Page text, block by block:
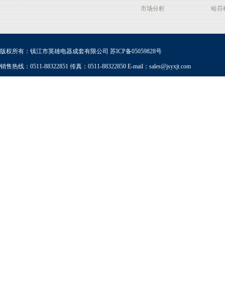
市场分析
哈芬
版权所有：镇江市英雄电器成套有限公司 苏ICP备05059828号
销售热线：0511-88322851 传真：0511-88322850 E-mail： sales@jsyxjt.com